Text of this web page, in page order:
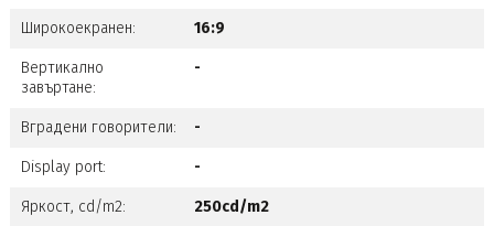
Широкоекранен: 16:9
Вертикално
завъртане:
-
Вградени говорители: -
Display port: -
Яркост, cd/m2: 250cd/m2